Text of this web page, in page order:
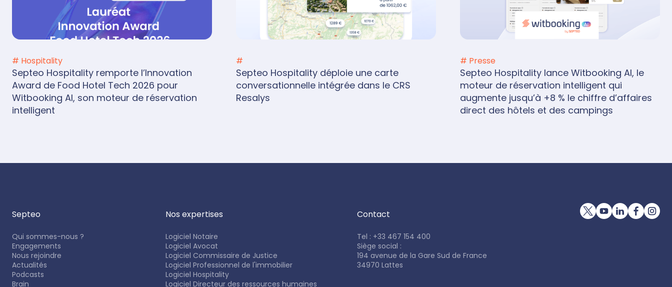
# Hospitality
Septeo Hospitality remporte l’Innovation
Award de Food Hotel Tech 2026 pour
Witbooking AI, son moteur de réservation
intelligent
#
Septeo Hospitality déploie une carte
conversationnelle intégrée dans le CRS
Resalys
# Presse
Septeo Hospitality lance Witbooking AI, le
moteur de réservation intelligent qui
augmente jusqu’à +8 % le chiffre d’affaires
direct des hôtels et des campings
Septeo
Qui sommes-nous ?
Engagements
Nous rejoindre
Actualités
Podcasts
Brain
Nos expertises
Logiciel Notaire
Logiciel Avocat
Logiciel Commissaire de Justice
Logiciel Professionnel de l'immobilier
Logiciel Hospitality
Logiciel Directeur des ressources humaines
Contact
Tel : +33 467 154 400
Siège social :
194 avenue de la Gare Sud de France
34970 Lattes